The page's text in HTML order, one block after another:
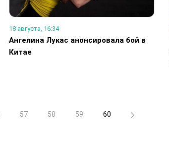
18 августа, 16:34
Ангелина Лукас анонсировала бой в
Китае
57 58 59 60